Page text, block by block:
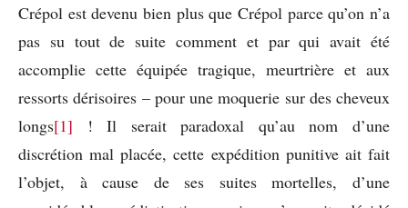
Crépol est devenu bien plus que Crépol parce qu’on n’a
pas su tout de suite comment et par qui avait été
accomplie cette équipée tragique, meurtrière et aux
ressorts dérisoires – pour une moquerie sur des cheveux
longs[1] ! Il serait paradoxal qu’au nom d’une
discrétion mal placée, cette expédition punitive ait fait
l’objet, à cause de ses suites mortelles, d’une